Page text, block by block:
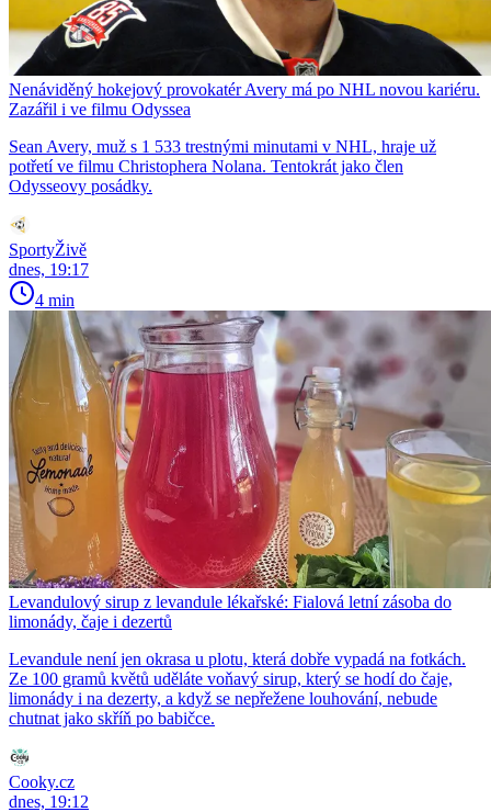
Nenáviděný hokejový provokatér Avery má po NHL novou kariéru.
Zazářil i ve filmu Odyssea
Sean Avery, muž s 1 533 trestnými minutami v NHL, hraje už
potřetí ve filmu Christophera Nolana. Tentokrát jako člen
Odysseovy posádky.
SportyŽivě
dnes, 19:17
4 min
Levandulový sirup z levandule lékařské: Fialová letní zásoba do
limonády, čaje i dezertů
Levandule není jen okrasa u plotu, která dobře vypadá na fotkách.
Ze 100 gramů květů uděláte voňavý sirup, který se hodí do čaje,
limonády i na dezerty, a když se nepřežene louhování, nebude
chutnat jako skříň po babičce.
Cooky.cz
dnes, 19:12